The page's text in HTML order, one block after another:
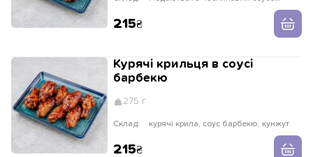
215
Курячі крильця в соусі
барбекю
275 г
Склад: курячі крила, соус барбекю, кунжут
215